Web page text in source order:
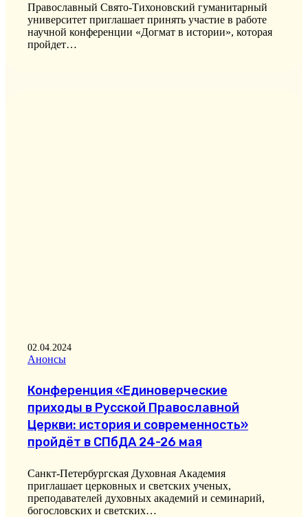
Православный Свято-Тихоновский гуманитарный
университет приглашает принять участие в работе
научной конференции «Догмат в истории», которая
пройдет…
02.04.2024
Анонсы
Конференция «Единоверческие
приходы в Русской Православной
Церкви: история и современность»
пройдёт в СПбДА 24-26 мая
Санкт-Петербургская Духовная Академия
приглашает церковных и светских ученых,
преподавателей духовных академий и семинарий,
богословских и светских…